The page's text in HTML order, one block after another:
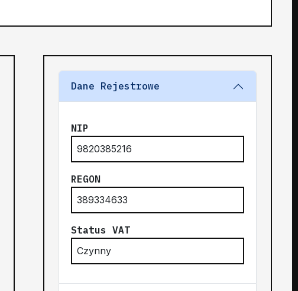
Dane Rejestrowe
NIP
9820385216
REGON
389334633
Status VAT
Czynny